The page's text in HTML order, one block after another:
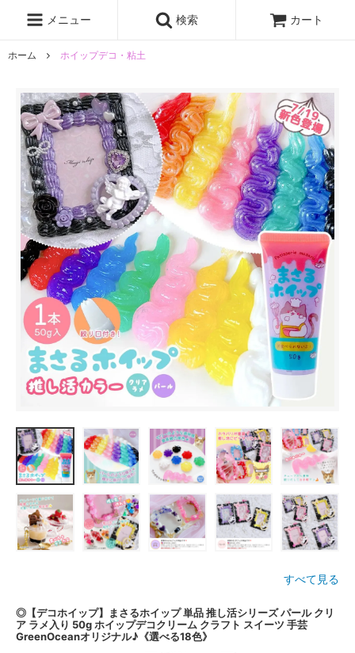
メニュー 検索 カート
ホーム ホイップデコ・粘土
すべて見る
◎【デコホイップ】まさるホイップ 単品 推し活シリーズ パール クリ
ア ラメ入り 50g ホイップデコクリーム クラフト スイーツ 手芸
GreenOceanオリジナル♪《選べる18色》